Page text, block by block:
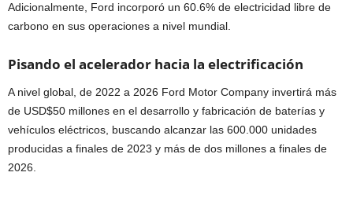
Adicionalmente, Ford incorporó un 60.6% de electricidad libre de
carbono en sus operaciones a nivel mundial.
Pisando el acelerador hacia la electrificación
A nivel global, de 2022 a 2026 Ford Motor Company invertirá más
de USD$50 millones en el desarrollo y fabricación de baterías y
vehículos eléctricos, buscando alcanzar las 600.000 unidades
producidas a finales de 2023 y más de dos millones a finales de
2026.